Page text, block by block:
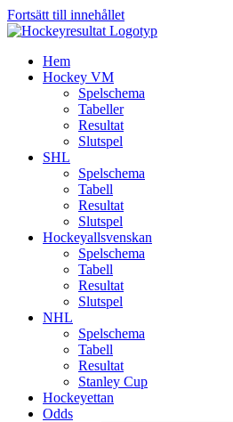
Fortsätt till innehållet
Hem
Hockey VM
Spelschema
Tabeller
Resultat
Slutspel
SHL
Spelschema
Tabell
Resultat
Slutspel
Hockeyallsvenskan
Spelschema
Tabell
Resultat
Slutspel
NHL
Spelschema
Tabell
Resultat
Stanley Cup
Hockeyettan
Odds